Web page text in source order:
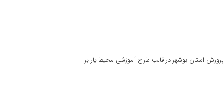
استان بوشهر در قالب طرح آموزشی محیط یار بر